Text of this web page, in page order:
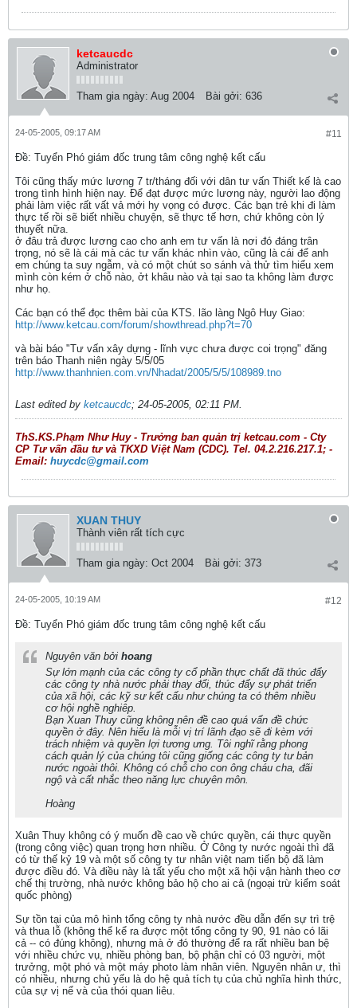
ketcaucdc
Administrator
Tham gia ngày: Aug 2004 Bài gởi: 636
#11
24-05-2005, 09:17 AM
Ðề: Tuyển Phó giám đốc trung tâm công nghệ kết cấu
Tôi cũng thấy mức lương 7 tr/tháng đối với dân tư vấn Thiết kế là cao
trong tình hình hiện nay. Để đạt được mức lương này, người lao động
phải làm việc rất vất vả mới hy vọng có được. Các bạn trẻ khi đi làm
thực tế rồi sẽ biết nhiều chuyện, sẽ thực tế hơn, chứ không còn lý
thuyết nữa.
ở đâu trả được lương cao cho anh em tư vấn là nơi đó đáng trân
trọng, nó sẽ là cái mà các tư vấn khác nhìn vào, cũng là cái để anh
em chúng ta suy ngẫm, và có một chút so sánh và thử tìm hiểu xem
mình còn kém ở chỗ nào, ởt khâu nào và tại sao ta không làm được
như họ.
Các bạn có thể đọc thêm bài của KTS. lão làng Ngô Huy Giao:
http://www.ketcau.com/forum/showthread.php?t=70
và bài báo "Tư vấn xây dựng - lĩnh vực chưa được coi trọng" đăng
trên báo Thanh niên ngày 5/5/05
http://www.thanhnien.com.vn/Nhadat/2005/5/5/108989.tno
Last edited by ketcaucdc; 24-05-2005, 02:11 PM.
ThS.KS.Phạm Như Huy - Trưởng ban quản trị ketcau.com - Cty
CP Tư vấn đầu tư và TKXD Việt Nam (CDC). Tel. 04.2.216.217.1; -
Email: huycdc@gmail.com
XUAN THUY
Thành viên rất tích cực
Tham gia ngày: Oct 2004 Bài gởi: 373
#12
24-05-2005, 10:19 AM
Ðề: Tuyển Phó giám đốc trung tâm công nghệ kết cấu
Nguyên văn bởi hoang
Sự lớn mạnh của các công ty cổ phần thực chất đã thúc đẩy
các công ty nhà nước phải thay đổi, thúc đẩy sự phát triển
của xã hội, các kỹ sư kết cấu như chúng ta có thêm nhiều
cơ hội nghề nghiêp.
Bạn Xuan Thuy cũng không nên đề cao quá vấn đề chức
quyền ở đây. Nên hiểu là mỗi vị trí lãnh đạo sẽ đi kèm với
trách nhiệm và quyền lợi tương ưng. Tôi nghĩ rằng phong
cách quản lý của chúng tôi cũng giống các công ty tư bản
nước ngoài thôi. Không có chỗ cho con ông cháu cha, đãi
ngộ và cất nhắc theo năng lực chuyên môn.
Hoàng
Xuân Thuy không có ý muốn đề cao về chức quyền, cái thực quyền
(trong công việc) quan trọng hơn nhiều. Ở Công ty nước ngoài thì đã
có từ thế kỷ 19 và một số công ty tư nhân việt nam tiến bộ đã làm
được điều đó. Và điều này là tất yếu cho một xã hội vận hành theo cơ
chế thị trường, nhà nước không bảo hộ cho ai cả (ngoại trừ kiểm soát
quốc phòng)
Sự tồn tại của mô hình tổng công ty nhà nước đều dẫn đến sự trì trệ
và thua lỗ (không thể kể ra được một tổng công ty 90, 91 nào có lãi
cả -- có đúng không), nhưng mà ở đó thường để ra rất nhiều ban bệ
với nhiều chức vụ, nhiều phòng ban, bộ phận chỉ có 03 người, một
trưởng, một phó và một máy photo làm nhân viên. Nguyên nhân ư, thì
có nhiều, nhưng chủ yếu là do hệ quả tích tụ của chủ nghĩa hình thức,
của sự vị nể và của thói quan liêu.